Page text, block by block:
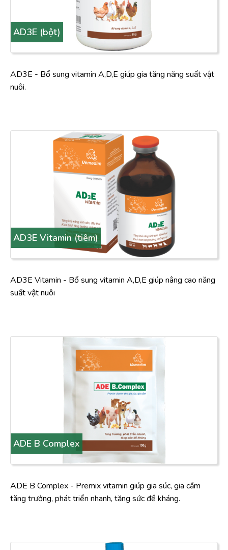
AD3E (bột)
AD3E - Bổ sung vitamin A,D,E giúp gia tăng năng suất vật
nuôi.
AD3E Vitamin (tiêm)
AD3E Vitamin - Bổ sung vitamin A,D,E giúp nâng cao năng
suất vật nuôi
ADE B Complex
ADE B Complex - Premix vitamin giúp gia súc, gia cầm
tăng trưởng, phát triển nhanh, tăng sức đề kháng.